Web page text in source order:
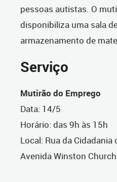
pessoas autistas. O
disponibiliza uma sala
armazenamento de
Serviço
Mutirão do Emprego
Data: 14/5
Horário: das 9h às 15h
Local: Rua da
Avenida Winston